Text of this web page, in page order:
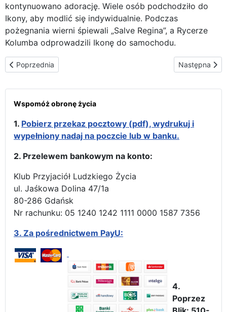
kontynuowano adorację. Wiele osób podchodziło do
Ikony, aby modlić się indywidualnie. Podczas
pożegnania wierni śpiewali „Salve Regina”, a Rycerze
Kolumba odprowadzili Ikonę do samochodu.
Poprzednia strona: „To było znacznie lepsze od grilla” –
Poprzednia Następna
Następna
Wspomóż obronę życia
1. Pobierz przekaz pocztowy (pdf), wydrukuj i
wypełniony nadaj na poczcie lub w banku.
2. Przelewem bankowym na konto:
Klub Przyjaciół Ludzkiego Życia
ul. Jaśkowa Dolina 47/1a
80-286 Gdańsk
Nr rachunku: 05 1240 1242 1111 0000 1587 7356
3. Za pośrednictwem PayU:
4.
Poprzez